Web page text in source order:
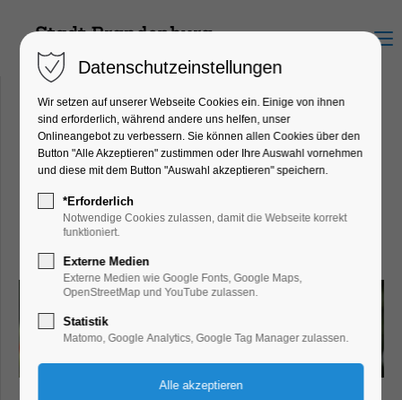
Menu
Camping und Ferienpark am
Plauer See
Plauer Landstraße 200, 14774
Brandenburg an der Havel
Datenschutzeinstellungen
Wir setzen auf unserer Webseite Cookies ein. Einige von ihnen
sind erforderlich, während andere uns helfen, unser
Onlineangebot zu verbessern. Sie können allen Cookies über den
Button "Alle Akzeptieren" zustimmen oder Ihre Auswahl vornehmen
und diese mit dem Button "Auswahl akzeptieren" speichern.
*Erforderlich
Notwendige Cookies zulassen, damit die Webseite korrekt
funktioniert.
Externe Medien
Externe Medien wie Google Fonts, Google Maps,
OpenStreetMap und YouTube zulassen.
Statistik
Matomo, Google Analytics, Google Tag Manager zulassen.